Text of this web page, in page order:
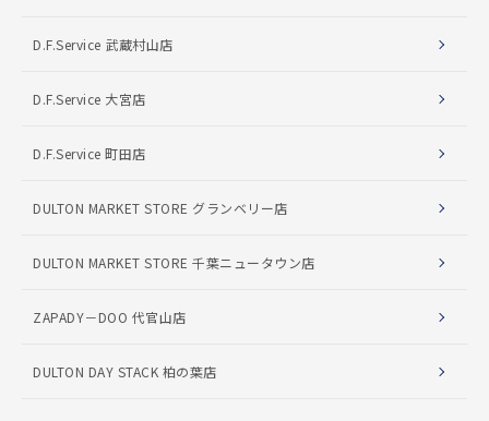
D.F.Service 武蔵村山店
D.F.Service 大宮店
D.F.Service 町田店
DULTON MARKET STORE グランベリー店
DULTON MARKET STORE 千葉ニュータウン店
ZAPADY－DOO 代官山店
DULTON DAY STACK 柏の葉店